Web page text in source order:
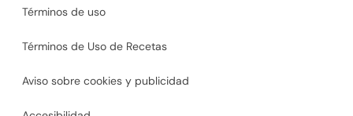
Términos de uso
Términos de Uso de Recetas
Aviso sobre cookies y publicidad